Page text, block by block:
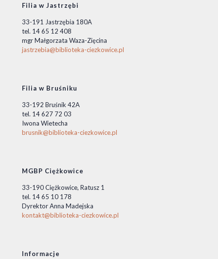
Filia w Jastrzębi
33-191 Jastrzębia 180A
tel. 14 65 12 408
mgr Małgorzata Waza-Zięcina
jastrzebia@biblioteka-ciezkowice.pl
Filia w Bruśniku
33-192 Bruśnik 42A
tel. 14 627 72 03
Iwona Wietecha
brusnik@biblioteka-ciezkowice.pl
MGBP Ciężkowice
33-190 Ciężkowice, Ratusz 1
tel. 14 65 10 178
Dyrektor Anna Madejska
kontakt@biblioteka-ciezkowice.pl
Informacje